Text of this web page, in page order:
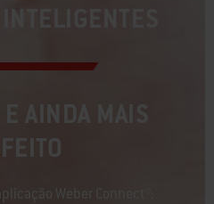
AINDA MAIS
Weber Connect®: